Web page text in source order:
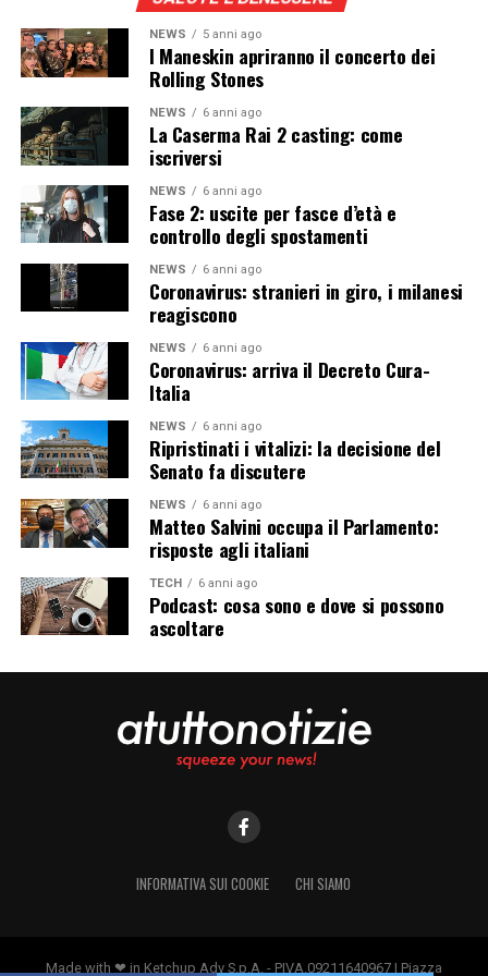
NEWS 5 anni ago
I Maneskin apriranno il concerto dei
Rolling Stones
NEWS 6 anni ago
La Caserma Rai 2 casting: come
iscriversi
NEWS 6 anni ago
Fase 2: uscite per fasce d’età e
controllo degli spostamenti
NEWS 6 anni ago
Coronavirus: stranieri in giro, i milanesi
reagiscono
NEWS 6 anni ago
Coronavirus: arriva il Decreto Cura-
Italia
NEWS 6 anni ago
Ripristinati i vitalizi: la decisione del
Senato fa discutere
NEWS 6 anni ago
Matteo Salvini occupa il Parlamento:
risposte agli italiani
TECH 6 anni ago
Podcast: cosa sono e dove si possono
ascoltare
INFORMATIVA SUI COOKIE CHI SIAMO
Made with ❤ in Ketchup Adv S.p.A. - PIVA.09211640967 | Piazza